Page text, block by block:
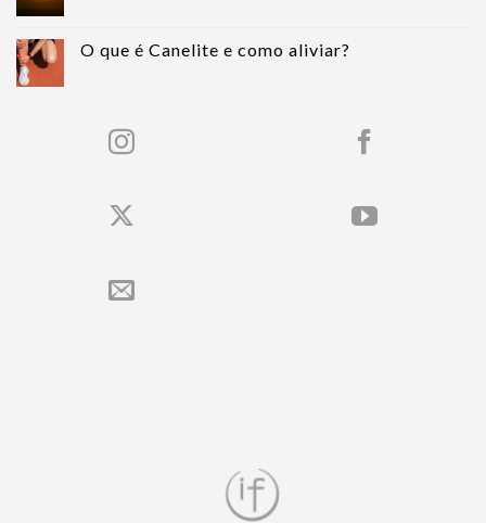
O que é Canelite e como aliviar?